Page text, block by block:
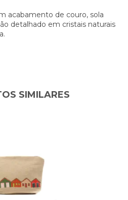
acabamento de couro, sola
detalhado em cristais naturais
SIMILARES